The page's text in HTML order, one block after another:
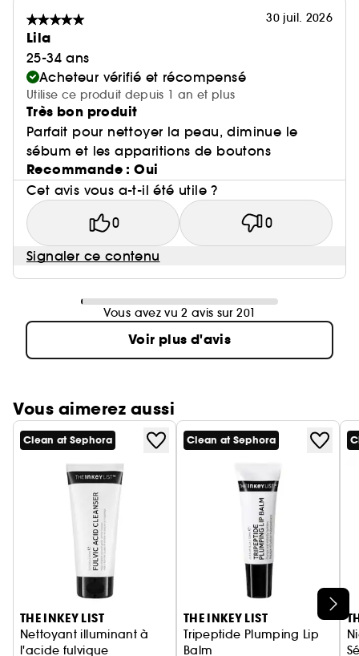
30 juil. 2026
Lila
25-34 ans
Acheteur vérifié et récompensé
Utilise ce produit depuis 1 an et plus
Très bon produit
Parfait pour nettoyer la peau, diminue le
sébum et les apparitions de boutons
Recommande : Oui
Cet avis vous a-t-il été utile ?
0 0
Signaler ce contenu
Vous avez vu 2 avis sur 201
Voir plus d'avis
Vous aimerez aussi
Ignorer le carrousel produits
Clean at Sephora
THE INKEY LIST
Nettoyant illuminant à
l'acide fulvique
Clean at Sephora
THE INKEY LIST
Tripeptide Plumping Lip
Balm